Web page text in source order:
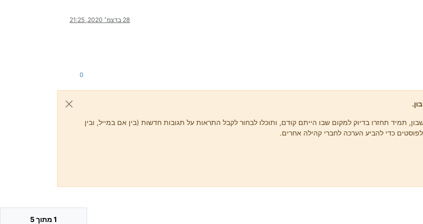
28 בדצמ׳ 2020, 21:25
0
תמיד תחזרו בדיוק למקום שבו הייתם קודם, ותוכלו לבחור לקבל התראות על תגובות חדשות (בין אם במייל, ובין
1 מתוך 5